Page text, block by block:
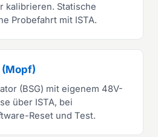
kalibrieren. Statische
Probefahrt mit ISTA.
(BSG) mit eigenem 48V-
über ISTA, bei
Reset und Test.